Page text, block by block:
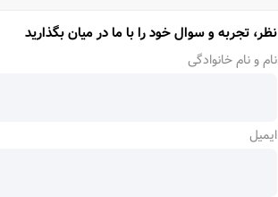
نظر، تجربه و سوال خود را با ما در میان بگذارید
نام و نام خانوادگی
ایمیل